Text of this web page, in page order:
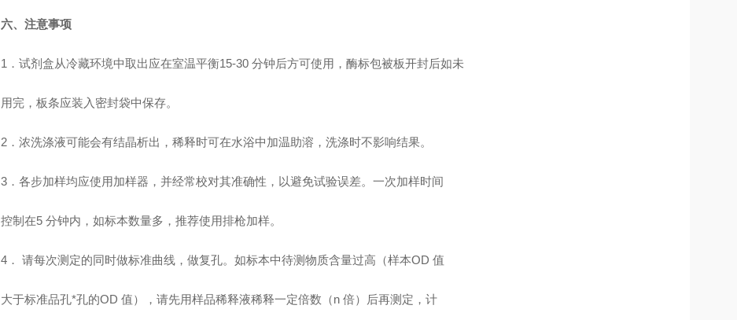
六、注意事项
1 ．试剂盒从冷藏环境中取出应在室温平衡15-30 分钟后方可使用，酶标包被板开封后如未
用完，板条应装入密封袋中保存。
2．浓洗涤液可能会有结晶析出，稀释时可在水浴中加温助溶，洗涤时不影响结果。
3．各步加样均应使用加样器，并经常校对其准确性，以避免试验误差。一次加样时间
控制在5 分钟内，如标本数量多，推荐使用排枪加样。
4． 请每次测定的同时做标准曲线，做复孔。如标本中待测物质含量过高（样本OD 值
大于标准品孔*孔的OD 值），请先用样品稀释液稀释一定倍数（n 倍）后再测定，计